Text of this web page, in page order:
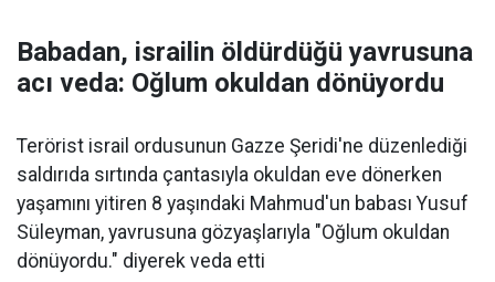
Babadan, israilin öldürdüğü yavrusuna
acı veda: Oğlum okuldan dönüyordu
Terörist israil ordusunun Gazze Şeridi'ne düzenlediği
saldırıda sırtında çantasıyla okuldan eve dönerken
yaşamını yitiren 8 yaşındaki Mahmud'un babası Yusuf
Süleyman, yavrusuna gözyaşlarıyla "Oğlum okuldan
dönüyordu." diyerek veda etti